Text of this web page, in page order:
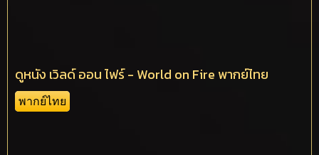
ดูหนัง เวิลด์ ออน ไฟร์ - World on Fire พากย์ไทย
พากย์ไทย